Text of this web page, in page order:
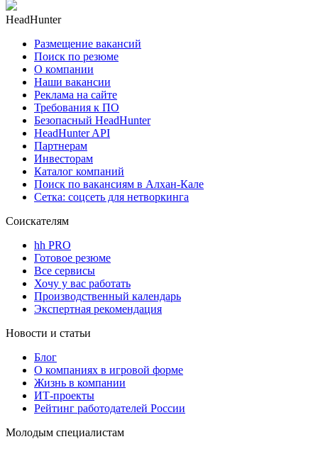
HeadHunter
Размещение вакансий
Поиск по резюме
О компании
Наши вакансии
Реклама на сайте
Требования к ПО
Безопасный HeadHunter
HeadHunter API
Партнерам
Инвесторам
Каталог компаний
Поиск по вакансиям в Алхан-Кале
Сетка: соцсеть для нетворкинга
Соискателям
hh PRO
Готовое резюме
Все сервисы
Хочу у вас работать
Производственный календарь
Экспертная рекомендация
Новости и статьи
Блог
О компаниях в игровой форме
Жизнь в компании
ИТ-проекты
Рейтинг работодателей России
Молодым специалистам